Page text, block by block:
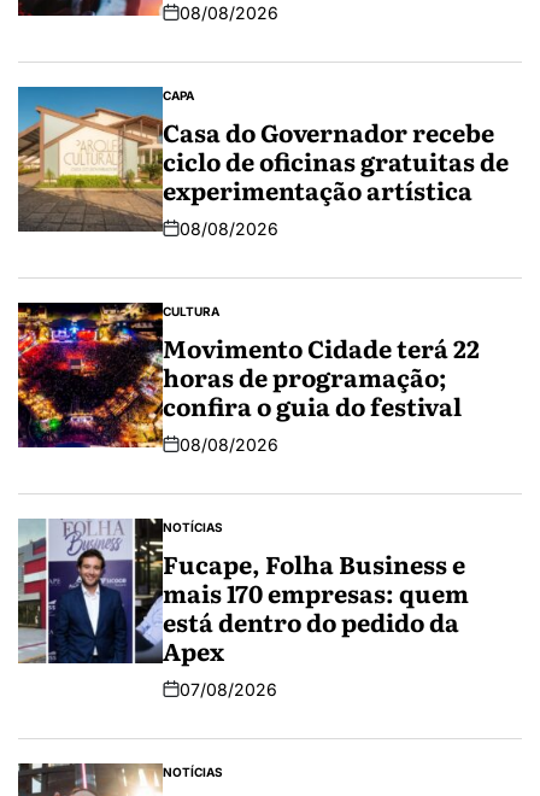
08/08/2026
CAPA
Casa do Governador recebe
ciclo de oficinas gratuitas de
experimentação artística
08/08/2026
CULTURA
Movimento Cidade terá 22
horas de programação;
confira o guia do festival
08/08/2026
NOTÍCIAS
Fucape, Folha Business e
mais 170 empresas: quem
está dentro do pedido da
Apex
07/08/2026
NOTÍCIAS